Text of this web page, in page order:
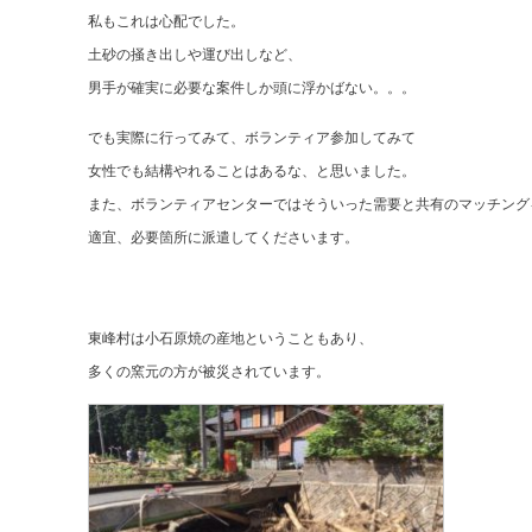
私もこれは心配でした。
土砂の掻き出しや運び出しなど、
男手が確実に必要な案件しか頭に浮かばない。。。
でも実際に行ってみて、ボランティア参加してみて
女性でも結構やれることはあるな、と思いました。
また、ボランティアセンターではそういった需要と共有のマッチン
適宜、必要箇所に派遣してくださいます。
東峰村は小石原焼の産地ということもあり、
多くの窯元の方が被災されています。